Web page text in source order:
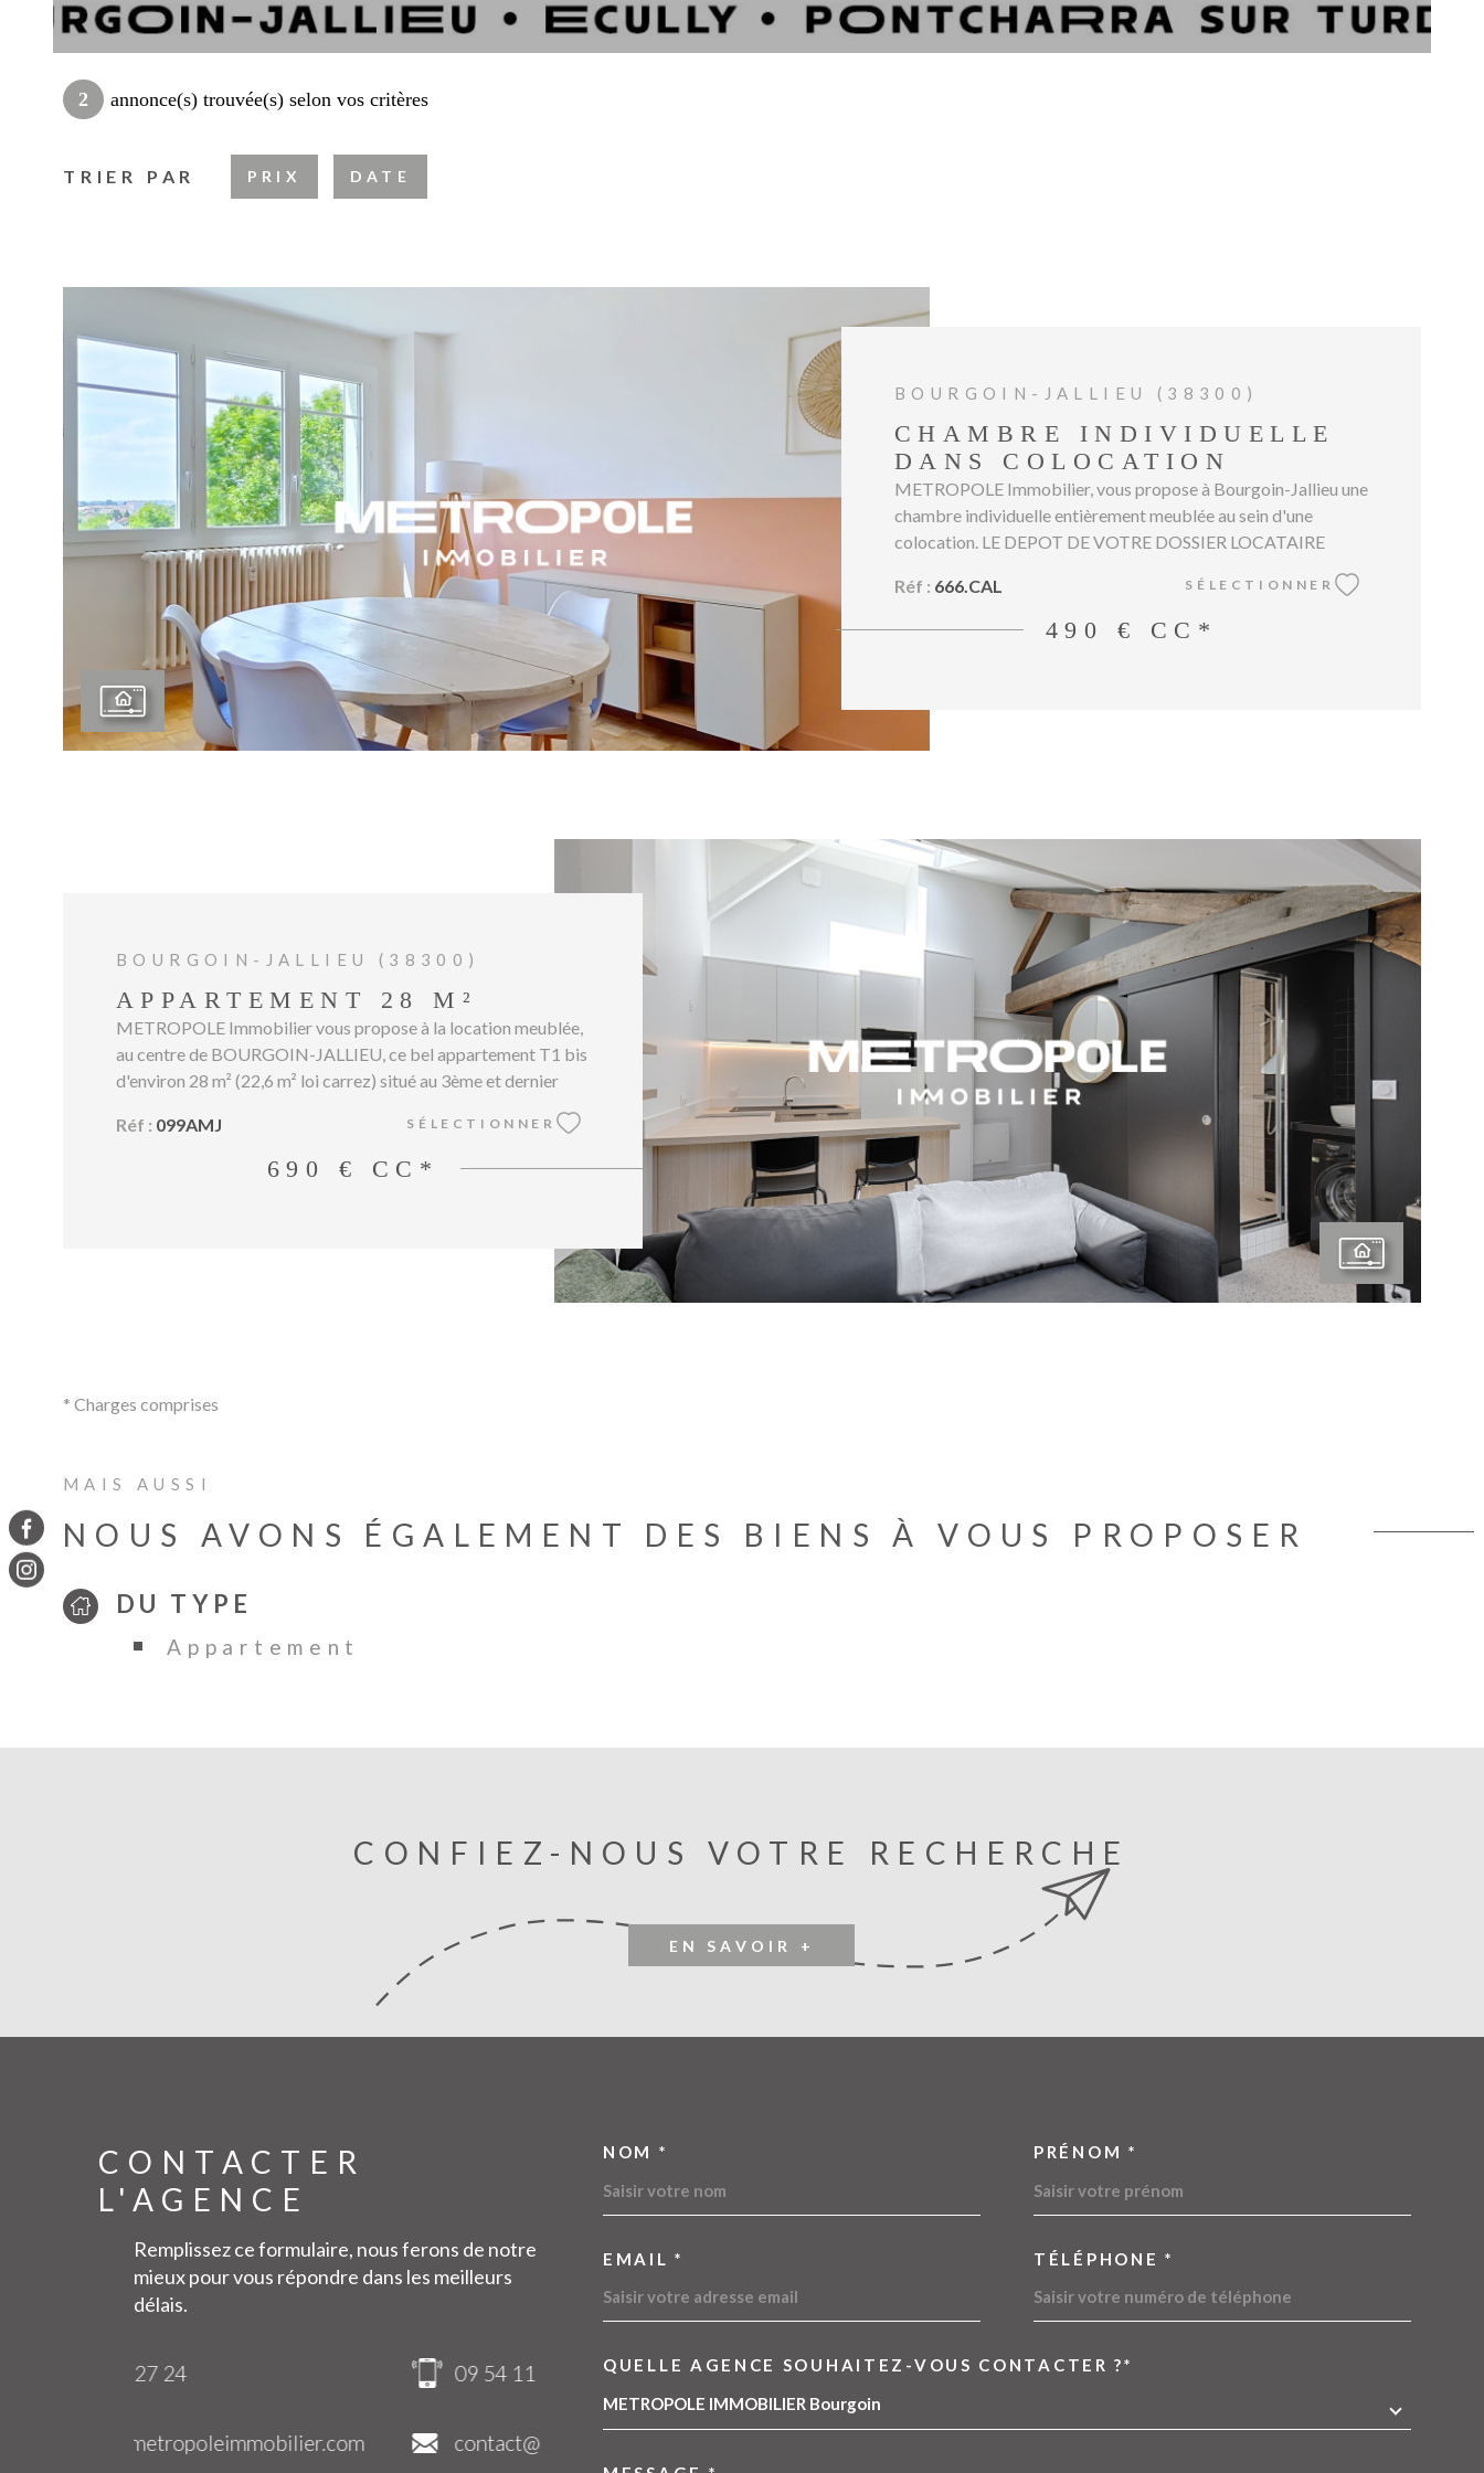
2 annonce(s) trouvée(s) selon vos critères
TRIER PAR PRIX DATE
BOURGOIN-JALLIEU (38300)
CHAMBRE INDIVIDUELLE
DANS COLOCATION
METROPOLE Immobilier, vous propose à Bourgoin-Jallieu une
chambre individuelle entièrement meublée au sein d'une
colocation. LE DEPOT DE VOTRE DOSSIER LOCATAIRE
(metropoleimmobilier.com) EST NECESSAIRE AVANT LA
PROGRAMMATION D'UNE VISITE. Dans un appartement de
dînatoire équipée, salle d'eau, salle de bains et 2 WC. Secteur
informations sur les risques auxquels ce bien est exposé sont
disponibles sur le site Géorisques
Réf : 666.CAL SÉLECTIONNER
490 € CC*
VOIR LE BIEN
BOURGOIN-JALLIEU (38300)
APPARTEMENT 28 M²
METROPOLE Immobilier vous propose à la location meublée,
au centre de BOURGOIN-JALLIEU, ce bel appartement T1 bis
d'environ 28 m² (22,6 m² loi carrez) situé au 3ème et dernier
étage d'une petite copropriété. Entièrement rénové et meublé
avec soin, il se compose d'une agréable pièce de vie avec
cuisine équipée, d'un coin nuit séparé, d'une salle d'eau et d'un
Réf : 099AMJ SÉLECTIONNER
690 € CC*
VOIR LE BIEN
* Charges comprises
MAIS AUSSI
NOUS AVONS ÉGALEMENT DES BIENS À VOUS PROPOSER
DU TYPE
Appartement
CONFIEZ-NOUS VOTRE RECHERCHE
EN SAVOIR +
CONTACTER
L'AGENCE
Remplissez ce formulaire, nous ferons de notre
mieux pour vous répondre dans les meilleurs
délais.
09 54 11 83 45
contact@metropoleimmobilier.com
TRAD_MELTEM_VOSCOORDONNEES
NOM * PRÉNOM *
EMAIL * TÉLÉPHONE *
TRAD_MELTEM_VOREDEMANDE
QUELLE AGENCE SOUHAITEZ-VOUS CONTACTER ?*
METROPOLE IMMOBILIER Bourgoin